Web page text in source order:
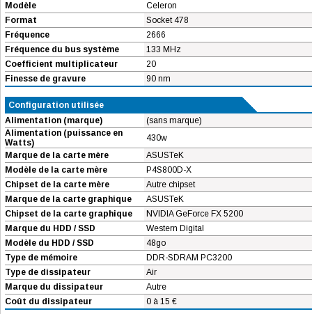
Modèle
Celeron
Format
Socket 478
Fréquence
2666
Fréquence du bus système
133 MHz
Coefficient multiplicateur
20
Finesse de gravure
90 nm
Configuration utilisée
Alimentation (marque)
(sans marque)
Alimentation (puissance en
Watts)
430w
Marque de la carte mère
ASUSTeK
Modèle de la carte mère
P4S800D-X
Chipset de la carte mère
Autre chipset
Marque de la carte graphique
ASUSTeK
Chipset de la carte graphique
NVIDIA GeForce FX 5200
Marque du HDD / SSD
Western Digital
Modèle du HDD / SSD
48go
Type de mémoire
DDR-SDRAM PC3200
Type de dissipateur
Air
Marque du dissipateur
Autre
Coût du dissipateur
0 à 15 €